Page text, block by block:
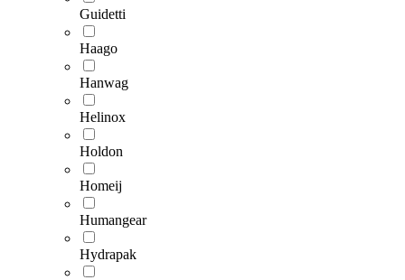
Guidetti
Haago
Hanwag
Helinox
Holdon
Homeij
Humangear
Hydrapak